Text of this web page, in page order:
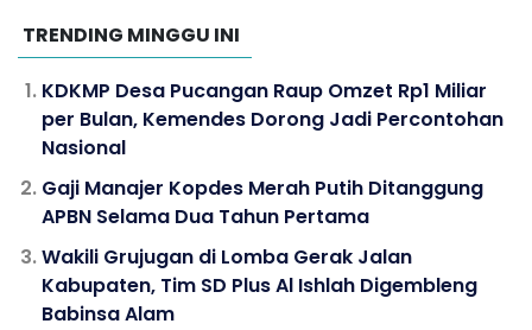
TRENDING MINGGU INI
KDKMP Desa Pucangan Raup Omzet Rp1 Miliar
per Bulan, Kemendes Dorong Jadi Percontohan
Nasional
Gaji Manajer Kopdes Merah Putih Ditanggung
APBN Selama Dua Tahun Pertama
Wakili Grujugan di Lomba Gerak Jalan
Kabupaten, Tim SD Plus Al Ishlah Digembleng
Babinsa Alam